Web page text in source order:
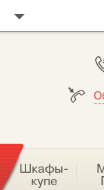
Шкафы-
купе